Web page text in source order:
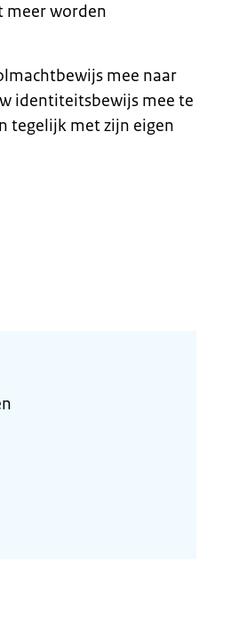
meer worden
mee naar
identiteitsbewijs mee te
tegelijk met zijn eigen